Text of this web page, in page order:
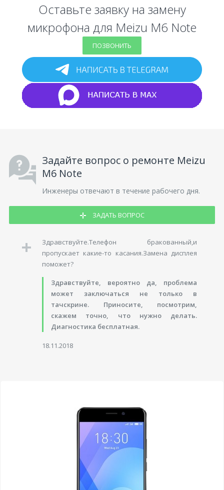
Оставьте заявку на замену
микрофона для Meizu M6 Note
ПОЗВОНИТЬ
Задайте вопрос о ремонте Meizu
M6 Note
Инженеры отвечают в течение рабочего дня.
ЗАДАТЬ ВОПРОС
Здравствуйте.Телефон бракованный,и
пропускает какие-то касания.Замена дисплея
поможет?
Здравствуйте, вероятно да, проблема
может заключаться не только в
тачскрине. Приносите, посмотрим,
скажем точно, что нужно делать.
Диагностика бесплатная.
18.11.2018